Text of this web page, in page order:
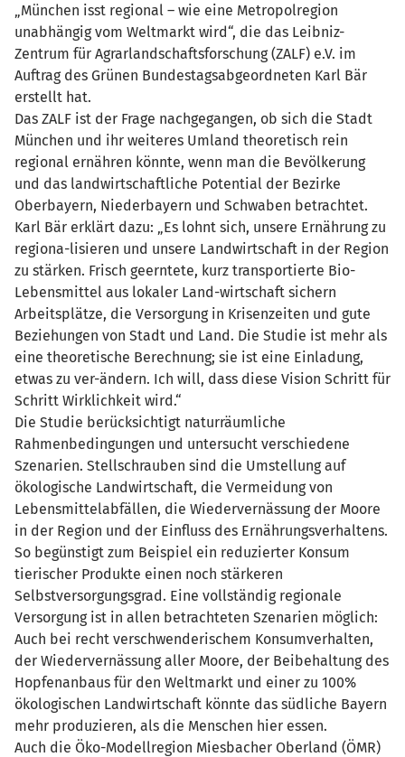
„München isst regional – wie eine Metropolregion
unabhängig vom Weltmarkt wird“, die das Leibniz-
Zentrum für Agrarlandschaftsforschung (ZALF) e.V. im
Auftrag des Grünen Bundestagsabgeordneten Karl Bär
erstellt hat.
Das ZALF ist der Frage nachgegangen, ob sich die Stadt
München und ihr weiteres Umland theoretisch rein
regional ernähren könnte, wenn man die Bevölkerung
und das landwirtschaftliche Potential der Bezirke
Oberbayern, Niederbayern und Schwaben betrachtet.
Karl Bär erklärt dazu: „Es lohnt sich, unsere Ernährung zu
regiona-lisieren und unsere Landwirtschaft in der Region
zu stärken. Frisch geerntete, kurz transportierte Bio-
Lebensmittel aus lokaler Land-wirtschaft sichern
Arbeitsplätze, die Versorgung in Krisenzeiten und gute
Beziehungen von Stadt und Land. Die Studie ist mehr als
eine theoretische Berechnung; sie ist eine Einladung,
etwas zu ver-ändern. Ich will, dass diese Vision Schritt für
Schritt Wirklichkeit wird.“
Die Studie berücksichtigt naturräumliche
Rahmenbedingungen und untersucht verschiedene
Szenarien. Stellschrauben sind die Umstellung auf
ökologische Landwirtschaft, die Vermeidung von
Lebensmittelabfällen, die Wiedervernässung der Moore
in der Region und der Einfluss des Ernährungsverhaltens.
So begünstigt zum Beispiel ein reduzierter Konsum
tierischer Produkte einen noch stärkeren
Selbstversorgungsgrad. Eine vollständig regionale
Versorgung ist in allen betrachteten Szenarien möglich:
Auch bei recht verschwenderischem Konsumverhalten,
der Wiedervernässung aller Moore, der Beibehaltung des
Hopfenanbaus für den Weltmarkt und einer zu 100%
ökologischen Landwirtschaft könnte das südliche Bayern
mehr produzieren, als die Menschen hier essen.
Auch die Öko-Modellregion Miesbacher Oberland (ÖMR)